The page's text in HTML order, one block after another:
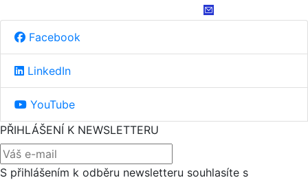
Facebook
LinkedIn
YouTube
PŘIHLÁŠENÍ K NEWSLETTERU
S přihlášením k odběru newsletteru souhlasíte s